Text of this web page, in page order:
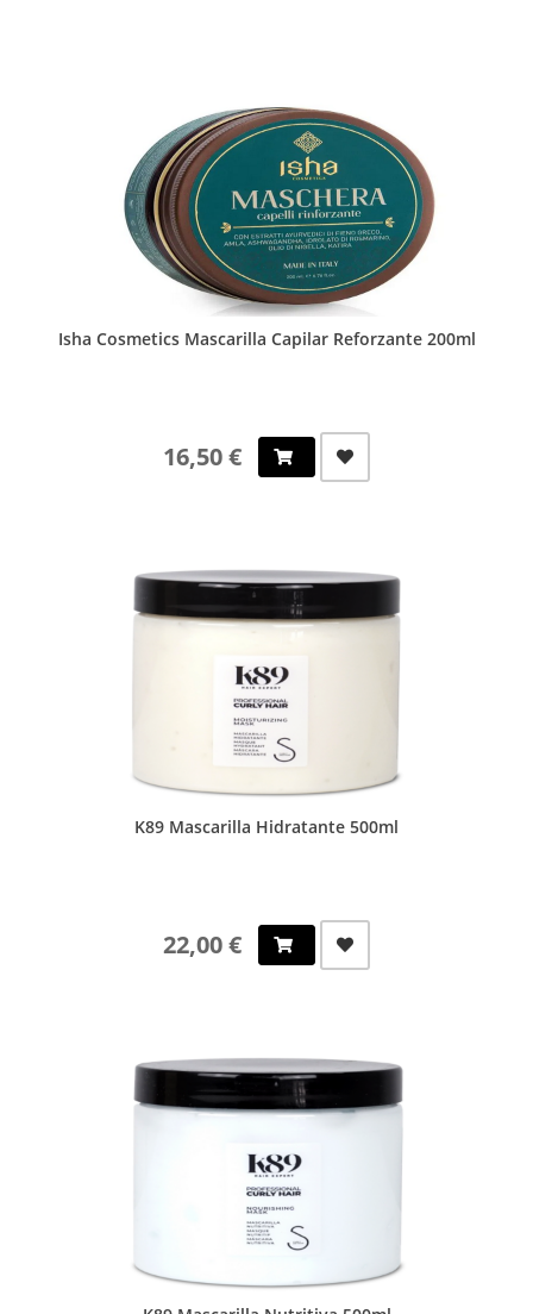
Isha Cosmetics Mascarilla Capilar Reforzante 200ml
16,50 €
K89 Mascarilla Hidratante 500ml
22,00 €